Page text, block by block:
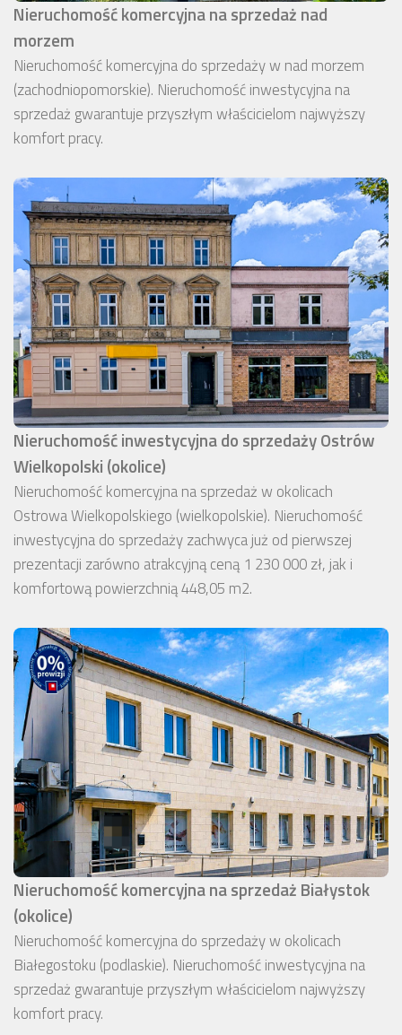
Nieruchomość komercyjna na sprzedaż nad
morzem
Nieruchomość komercyjna do sprzedaży w nad morzem
(zachodniopomorskie). Nieruchomość inwestycyjna na
sprzedaż gwarantuje przyszłym właścicielom najwyższy
komfort pracy.
Nieruchomość inwestycyjna do sprzedaży Ostrów
Wielkopolski (okolice)
Nieruchomość komercyjna na sprzedaż w okolicach
Ostrowa Wielkopolskiego (wielkopolskie). Nieruchomość
inwestycyjna do sprzedaży zachwyca już od pierwszej
prezentacji zarówno atrakcyjną ceną 1 230 000 zł, jak i
komfortową powierzchnią 448,05 m2.
Nieruchomość komercyjna na sprzedaż Białystok
(okolice)
Nieruchomość komercyjna do sprzedaży w okolicach
Białegostoku (podlaskie). Nieruchomość inwestycyjna na
sprzedaż gwarantuje przyszłym właścicielom najwyższy
komfort pracy.